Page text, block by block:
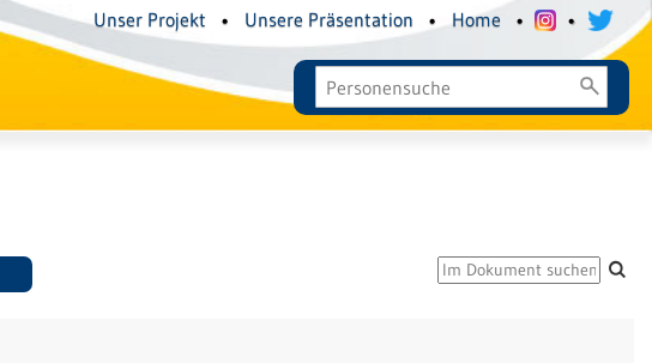
Unser Projekt • Unsere Präsentation • Home • •